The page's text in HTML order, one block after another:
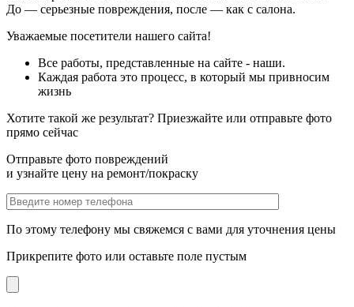
До — серьезные повреждения, после — как с салона.
Уважаемые посетители нашего сайта!
Все работы, представленные на сайте - наши.
Каждая работа это процесс, в который мы привносим
жизнь
Хотите такой же результат? Приезжайте или отправьте фото
прямо сейчас
Отправьте фото повреждений
и узнайте цену на ремонт/покраску
По этому телефону мы свяжемся с вами для уточнения цены
Прикрепите фото или оставьте поле пустым